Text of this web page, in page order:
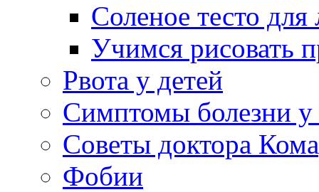
Соленое тесто для
Учимся рисовать
Рвота у детей
Симптомы болезни у
Советы доктора
Фобии